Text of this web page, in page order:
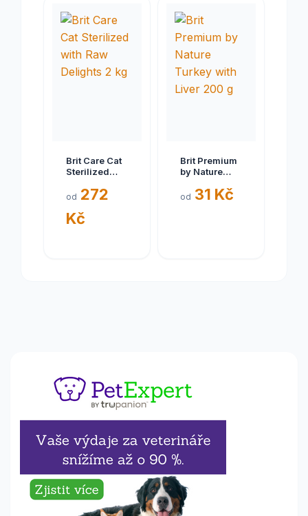
Brit Care Cat
Sterilized
Delights 2 kg
od 272
Kč
Brit Premium
by Nature
Liver 200 g
od 31 Kč